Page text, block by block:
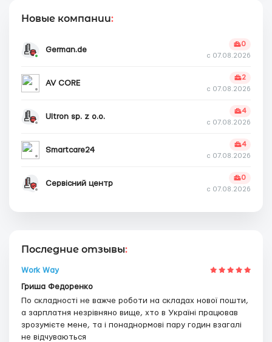
Новые компании:
German.de
0
с 07.08.2026
AV CORE
2
с 07.08.2026
Ultron sp. z o.o.
4
с 07.08.2026
Smartcare24
4
с 07.08.2026
Сервісний центр
0
с 07.08.2026
Последние отзывы:
Work Way
Гриша Федоренко
По складності не важче роботи на складах нової пошти,
а зарплатня незрівняно вище, хто в Україні працював
зрозумієте мене, та і понаднормові пару годин взагалі
не відчуваються